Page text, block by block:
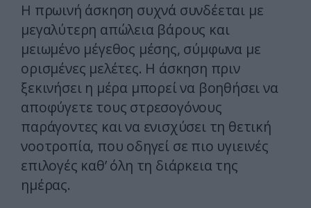
Η πρωινή άσκηση συχνά συνδέεται με
μεγαλύτερη απώλεια βάρους και
μειωμένο μέγεθος μέσης, σύμφωνα με
ορισμένες μελέτες. Η άσκηση πριν
ξεκινήσει η μέρα μπορεί να βοηθήσει να
αποφύγετε τους στρεσογόνους
παράγοντες και να ενισχύσει τη θετική
νοοτροπία, που οδηγεί σε πιο υγιεινές
επιλογές καθ’ όλη τη διάρκεια της
ημέρας.